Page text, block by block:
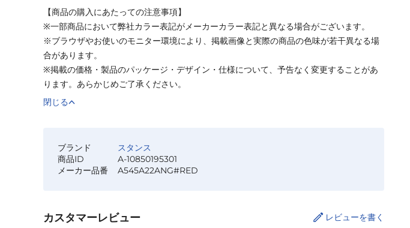
【商品の購入にあたっての注意事項】
※一部商品において弊社カラー表記がメーカーカラー表記と異なる場合がございます。
※ブラウザやお使いのモニター環境により、掲載画像と実際の商品の色味が若干異なる場
合があります。
※掲載の価格・製品のパッケージ・デザイン・仕様について、予告なく変更することがあ
ります。あらかじめご了承ください。
閉じる
ブランド
スタンス
商品ID
A-10850195301
メーカー品番
A545A22ANG#RED
カスタマーレビュー レビューを書く